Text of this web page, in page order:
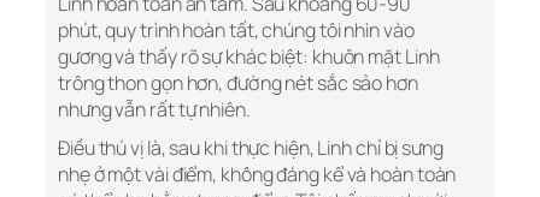
phút, quy trình hoàn tất, chúng tôi nhìn vào
gương và thấy rõ sự khác biệt: khuôn mặt Linh
trông thon gọn hơn, đường nét sắc sảo hơn
nhưng vẫn rất tự nhiên.
Điều thú vị là, sau khi thực hiện, Linh chỉ bị sưng
nhẹ ở một vài điểm, không đáng kể và hoàn toàn